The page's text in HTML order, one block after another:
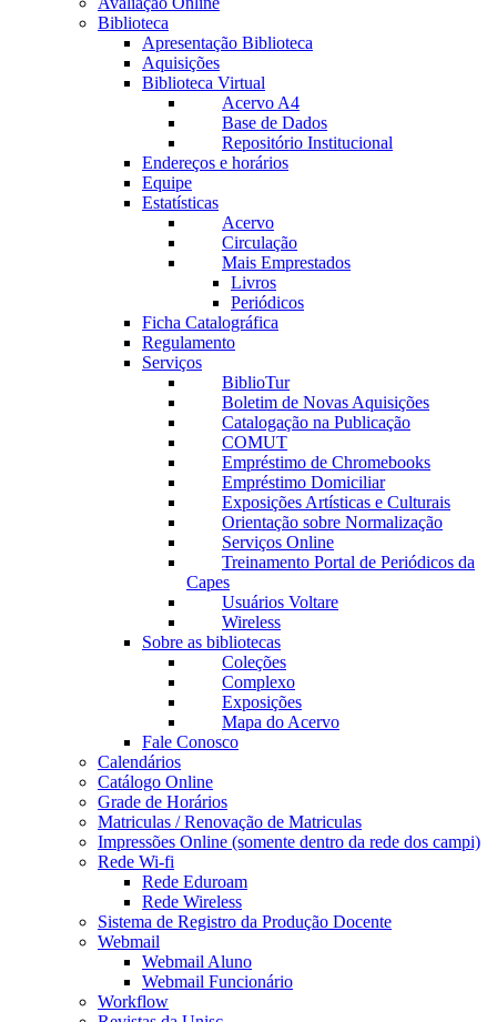
Biblioteca
Apresentação Biblioteca
Aquisições
Biblioteca Virtual
Acervo A4
Base de Dados
Repositório Institucional
Endereços e horários
Equipe
Estatísticas
Acervo
Circulação
Mais Emprestados
Livros
Periódicos
Ficha Catalográfica
Regulamento
Serviços
BiblioTur
Boletim de Novas Aquisições
Catalogação na Publicação
COMUT
Empréstimo de Chromebooks
Empréstimo Domiciliar
Exposições Artísticas e Culturais
Orientação sobre Normalização
Serviços Online
Treinamento Portal de Periódicos da
Capes
Usuários Voltare
Wireless
Sobre as bibliotecas
Coleções
Complexo
Exposições
Mapa do Acervo
Fale Conosco
Calendários
Catálogo Online
Grade de Horários
Matriculas / Renovação de Matriculas
Impressões Online (somente dentro da rede dos campi)
Rede Wi-fi
Rede Eduroam
Rede Wireless
Sistema de Registro da Produção Docente
Webmail
Webmail Aluno
Webmail Funcionário
Workflow